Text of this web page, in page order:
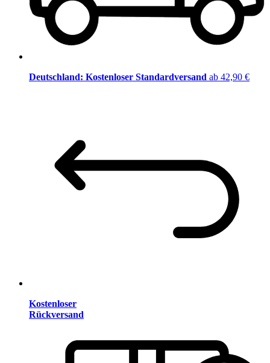
Deutschland: Kostenloser Standardversand ab 42,90 €
Kostenloser
Rückversand